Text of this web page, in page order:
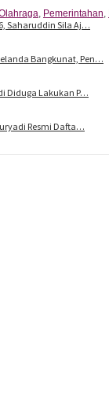
, Pemerintahan,
Saharuddin Sila Aj…
Bangkunat, Pen…
Diduga Lakukan P…
Resmi Dafta…